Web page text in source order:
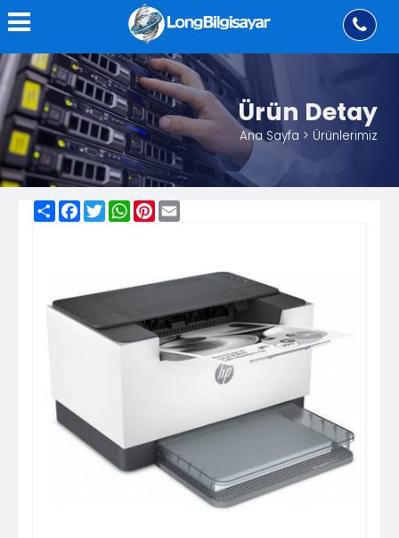
Ürün Detay
Ana Sayfa > Ürünlerimiz
ShareFacebook
TwitterWhatsApp
Pinterest